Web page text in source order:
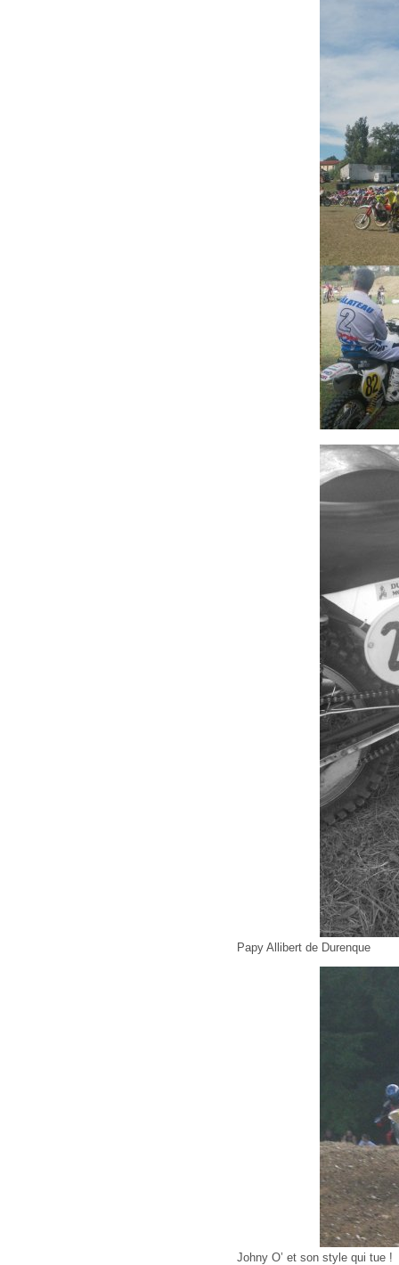
Papy Allibert de Durenque
Johny O’ et son style qui tue !